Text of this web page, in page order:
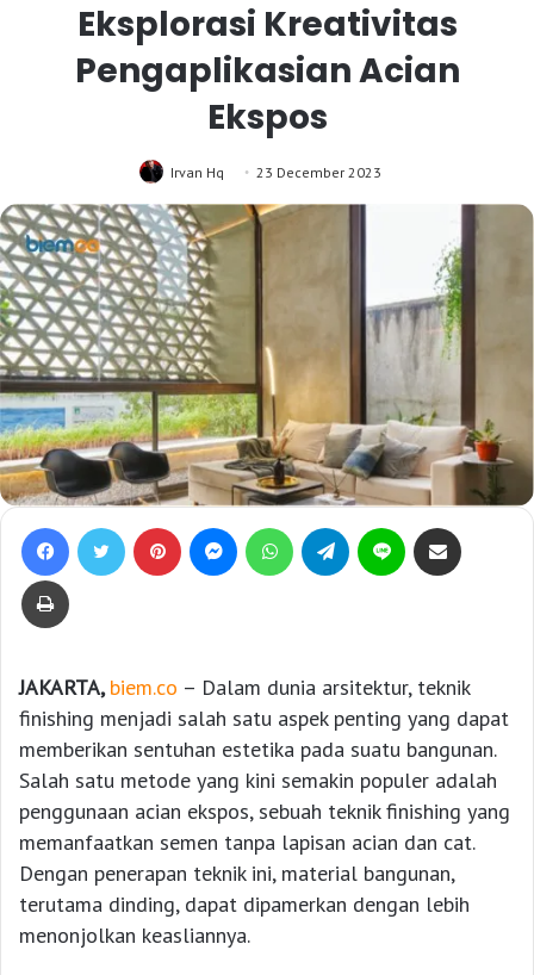
Eksplorasi Kreativitas
Pengaplikasian Acian
Ekspos
Irvan Hq 23 December 2023
JAKARTA,biem.co – Dalam dunia arsitektur, teknik
finishing menjadi salah satu aspek penting yang dapat
memberikan sentuhan estetika pada suatu bangunan.
Salah satu metode yang kini semakin populer adalah
penggunaan acian ekspos, sebuah teknik finishing yang
memanfaatkan semen tanpa lapisan acian dan cat.
Dengan penerapan teknik ini, material bangunan,
terutama dinding, dapat dipamerkan dengan lebih
menonjolkan keasliannya.